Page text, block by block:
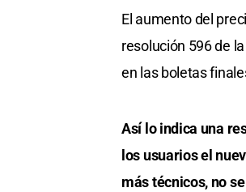
El aumento del
resolución 596 de
en las boletas
Así lo indica una
los usuarios el
más técnicos, no